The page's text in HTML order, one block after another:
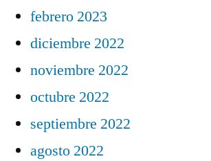
febrero 2023
diciembre 2022
noviembre 2022
octubre 2022
septiembre 2022
agosto 2022